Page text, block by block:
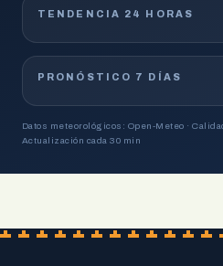
TENDENCIA 24 HORAS
PRONÓSTICO 7 DÍAS
Datos meteorológicos: Open-Meteo ·
Actualización cada 30 min